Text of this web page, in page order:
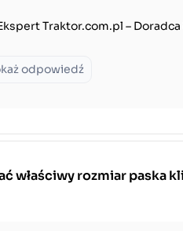
Traktor.com.pl –
odpowiedź
właściwy rozmiar paska